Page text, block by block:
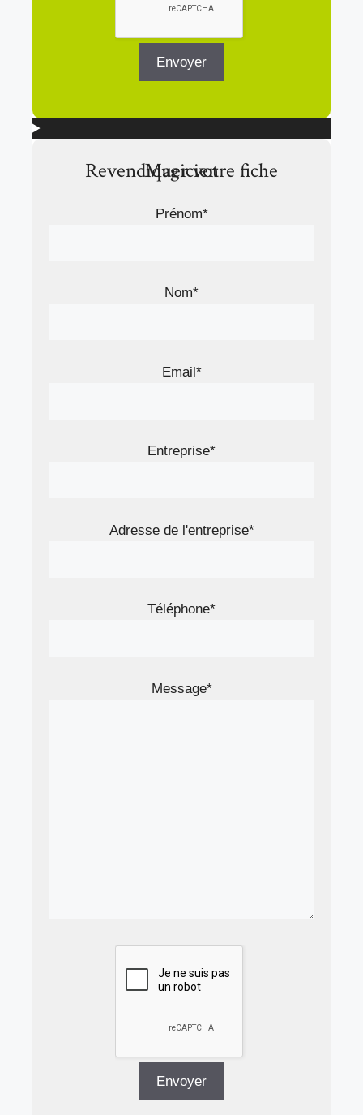
Revendiquer votre fiche Magicien
Prénom*
Nom*
Email*
Entreprise*
Adresse de l'entreprise*
Téléphone*
Message*